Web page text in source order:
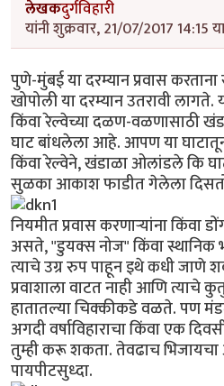
लेखकदुर्गविहारी
यांनी शुक्रवार, 21/07/2017 14:15
पुणे-मुंबई या दरम्यान प्रवास करताना
खोपोली या दरम्यान उतरावी लागते.
किंवा रेल्वेच्या दळण-वळणासाठी
घाट बांधलेला आहे. आपण या
किंवा रेल्वेने, खंडाळा ओलांडले कि
सुळका आकाश फाडीत गेलेला
नियमीत प्रवास करणार्‍यांना किंवा
असते, "डुयक्स नोज" किंवा
त्याचे उग्र रुप पाहून इथे कधी जाणे
प्रवाशाला वाटत नाही आणि
हातातल्या चिक्कीकडे वळते. पण
अगदी वर्षाविहाराचा किंवा एक
तुम्ही करू शकता. तेवढाच
पायपीटसुध्दा.